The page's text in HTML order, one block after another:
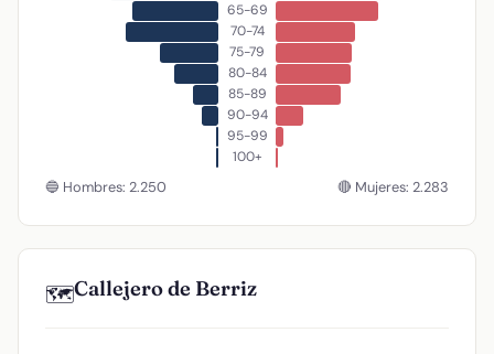
65-69
70-74
75-79
80-84
85-89
90-94
95-99
100+
🔵 Hombres: 2.250 🔴 Mujeres: 2.283
🗺️Callejero de Berriz